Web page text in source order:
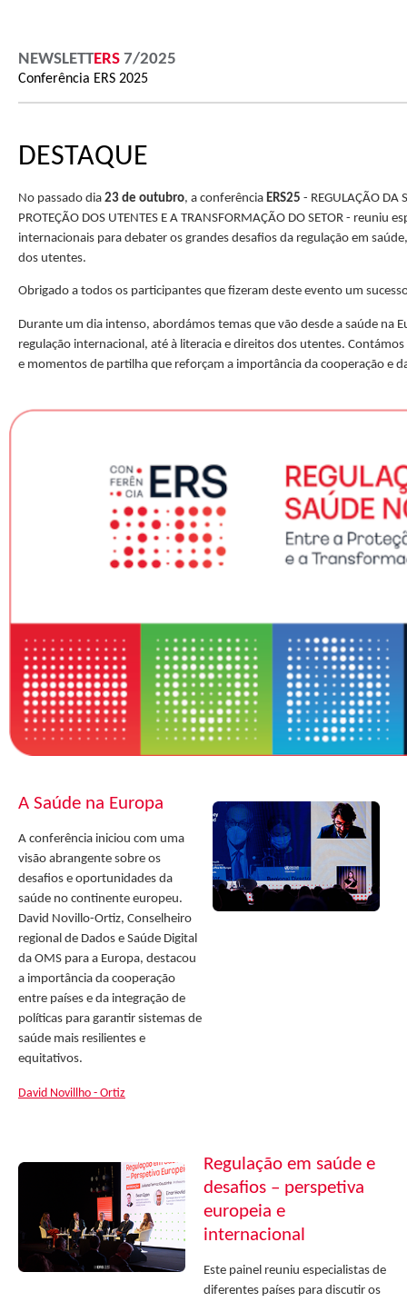
NEWSLETTERS 7/2025
Conferência ERS 2025
DESTAQUE
No passado dia 23 de outubro, a conferência ERS25 - REGULAÇÃO DA
PROTEÇÃO DOS UTENTES E A TRANSFORMAÇÃO DO SETOR - reuniu
internacionais para debater os grandes desafios da regulação em
dos utentes.
Obrigado a todos os participantes que fizeram deste evento um
Durante um dia intenso, abordámos temas que vão desde a saúde na
regulação internacional, até à literacia e direitos dos utentes.
e momentos de partilha que reforçam a importância da cooperação e
A Saúde na Europa
A conferência iniciou com uma
visão abrangente sobre os
desafios e oportunidades da
saúde no continente europeu.
David Novillo-Ortiz, Conselheiro
regional de Dados e Saúde Digital
da OMS para a Europa, destacou
a importância da cooperação
entre países e da integração de
políticas para garantir sistemas de
saúde mais resilientes e
equitativos.
David Novillho - Ortiz
Regulação em saúde e
desafios – perspetiva
europeia e
internacional
Este painel reuniu especialistas de
diferentes países para discutir os